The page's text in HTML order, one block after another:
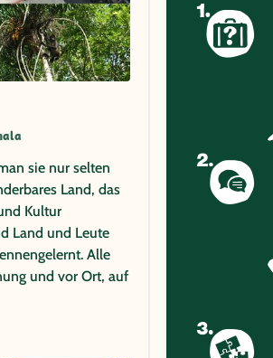
sie nur selten
Land, das
Kultur
Land und Leute
Alle
und vor Ort, auf